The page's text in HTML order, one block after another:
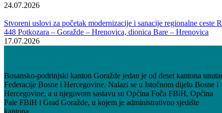
izgradnju pristupnih cesta s obje strane tunela, a odlukom Vlade
definisano je da implementatori budu kantonalno Ministarstvo
privrede i JP Autoceste FBiH.
ovaj proces od ključnog značaja za naš kanton, ovom prilikom uputila
je premijerka Aida Obuća.
Podsjetimo, ugovor koji je danas potpisan u vrijednosti od
KM predstavlja najveći ugovor koji je ijedan premijer BPK Gorazde